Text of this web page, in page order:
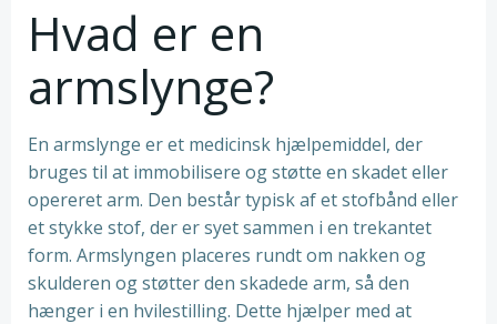
Hvad er en
armslynge?
En armslynge er et medicinsk hjælpemiddel, der
bruges til at immobilisere og støtte en skadet eller
opereret arm. Den består typisk af et stofbånd eller
et stykke stof, der er syet sammen i en trekantet
form. Armslyngen placeres rundt om nakken og
skulderen og støtter den skadede arm, så den
hænger i en hvilestilling. Dette hjælper med at